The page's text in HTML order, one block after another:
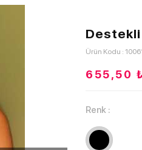
Ürün Kodu :
655,50 ₺
Renk :